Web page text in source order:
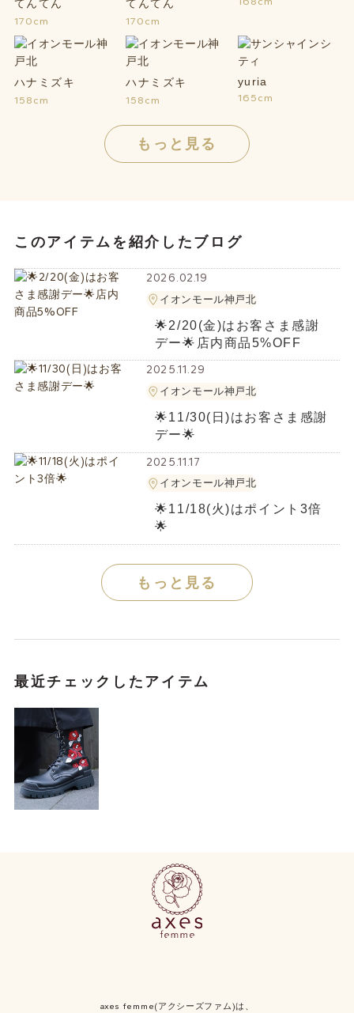
てんてん
170cm
てんてん
170cm
ハナミズキ
158cm
ハナミズキ
158cm
yuria
165cm
もっと見る
このアイテムを紹介したブログ
2026.02.19
イオンモール神戸北
🌟2/20(金)はお客さま感謝
デー🌟店内商品5%OFF
2025.11.29
イオンモール神戸北
🌟11/30(日)はお客さま感謝
デー🌟
2025.11.17
イオンモール神戸北
🌟11/18(火)はポイント3倍
🌟
もっと見る
最近チェックしたアイテム
axes femme(アクシーズファム)は、